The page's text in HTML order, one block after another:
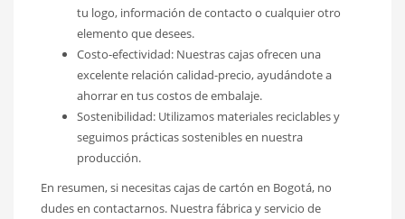
tu logo, información de contacto o cualquier otro
elemento que desees.
Costo-efectividad: Nuestras cajas ofrecen una
excelente relación calidad-precio, ayudándote a
ahorrar en tus costos de embalaje.
Sostenibilidad: Utilizamos materiales reciclables y
seguimos prácticas sostenibles en nuestra
producción.
En resumen, si necesitas cajas de cartón en Bogotá, no
dudes en contactarnos. Nuestra fábrica y servicio de